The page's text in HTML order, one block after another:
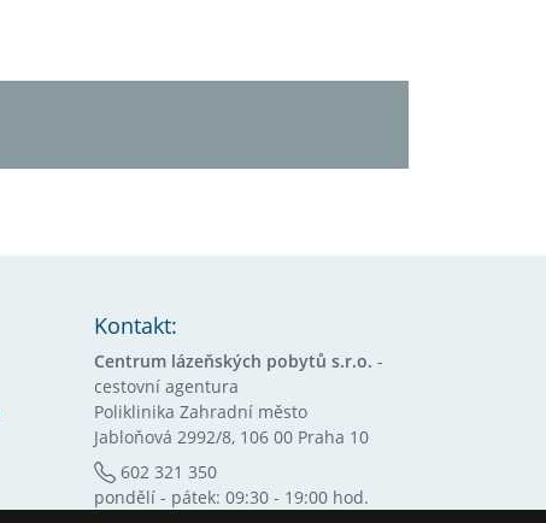
Kontakt:
Centrum lázeňských pobytů s.r.o. -
cestovní agentura
Poliklinika Zahradní město
Jabloňová 2992/8, 106 00 Praha 10
602 321 350
pondělí - pátek: 09:30 - 19:00 hod.